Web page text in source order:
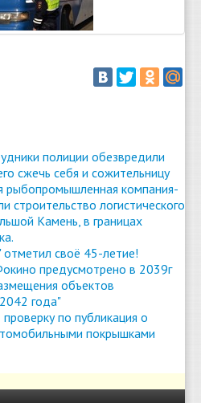
полиции обезвредили
сжечь себя и сожительницу
компания-
строительство логистического
Камень, в границах
своё 45-летие!
предусмотрено в 2039г
объектов
года"
по публикация о
покрышками